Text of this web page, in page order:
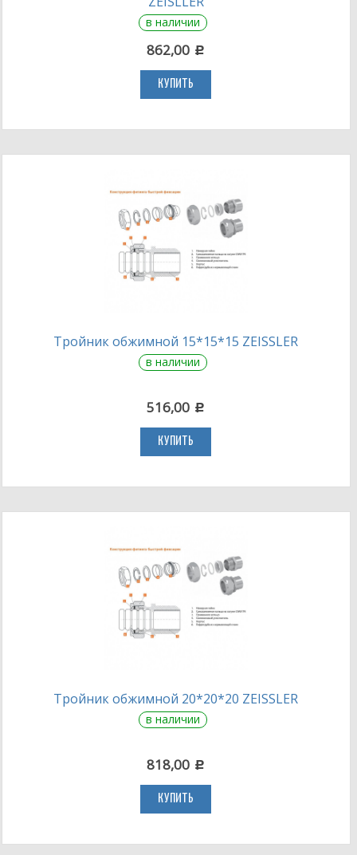
в наличии
862,00 c
КУПИТЬ
Тройник обжимной 15*15*15 ZEISSLER
в наличии
516,00 c
КУПИТЬ
Тройник обжимной 20*20*20 ZEISSLER
в наличии
818,00 c
КУПИТЬ